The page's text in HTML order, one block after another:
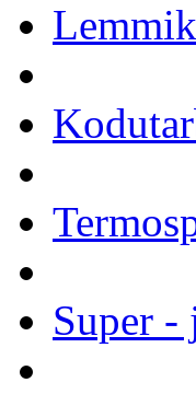
Super -